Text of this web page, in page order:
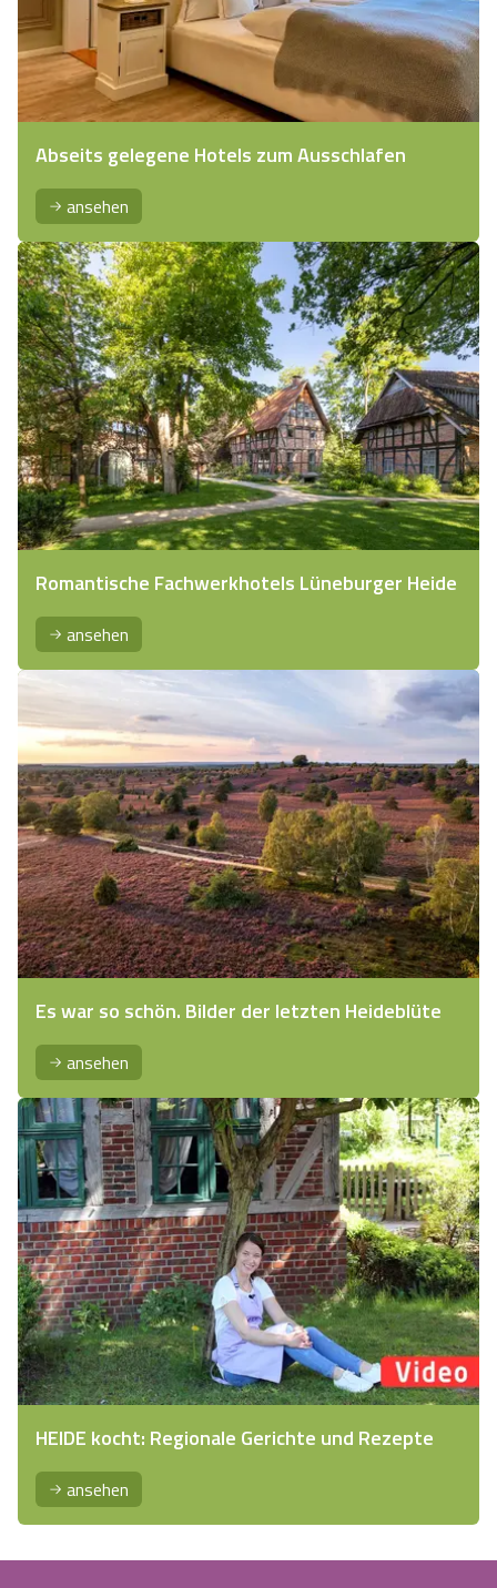
Abseits gelegene Hotels zum Ausschlafen
ansehen
Romantische Fachwerkhotels Lüneburger Heide
ansehen
Es war so schön. Bilder der letzten Heideblüte
ansehen
HEIDE kocht: Regionale Gerichte und Rezepte
ansehen